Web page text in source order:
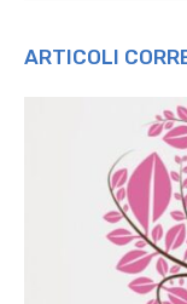
ARTICOLI